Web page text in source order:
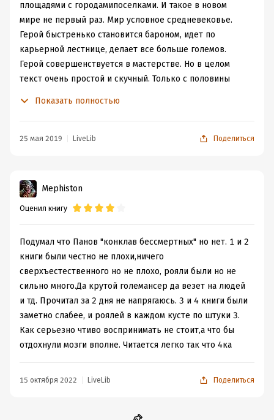
Но все же я бы книгу разделила на три части пусть и не
равные. Первая Попаданец , вторая поселенец и
третья барон. В каждой было что понравилось а что
нет. Кто то возможно будет фыркать от полигамных
семей. Но я спокойно смотрела на это по сути люди
просто пытались выжить в чужом мире. Мир тоже не
власти. И по сравнению с некоторыми обычаями две
Поведение героя почти всегда было адекватное , он не
оборона и жизни людей.
площадями с городамипоселками. И такое в новом
мире не первый раз. Мир условное средневековье.
Герой быстренько становится бароном, идет по
карьерной лестнице, делает все больше големов.
Герой совершенствуется в мастерстве. Но в целом
текст очень простой и скучный. Только с половины
Показать полностью
25 мая 2019 LiveLib Поделиться
Mephiston
Оценил книгу
Подумал что Панов "конклав бессмертных" но нет. 1 и 2
книги были честно не плохи,ничего
сверхъестественного но не плохо, рояли были но не
сильно много.Да крутой големансер да везет на людей
и тд. Прочитал за 2 дня не напрягаюсь. 3 и 4 книги были
заметно слабее, и роялей в каждом кусте по штуки 3.
Как серьезно чтиво воспринимать не стоит,а что бы
отдохнули мозги вполне. Читается легко так что 4ка
15 октября 2022 LiveLib Поделиться